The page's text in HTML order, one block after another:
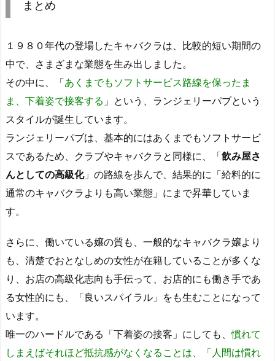
まとめ
１９８０年代の登場したキャバクラは、比較的短い期間の
中で、さまざまな業態を生み出しました。
その中に、「あくまでもソフトサービス路線を保ったま
ま、下着姿で接客する 」という、ランジェリーパブという
スタイルが誕生しています。
ランジェリーパブは、基本的にはあくまでもソフトサービ
スであるため、クラブやキャバクラと同様に、「飲み屋さ
んとしての高級化」の路線を歩んで、結果的に「給料的に
通常のキャバクラよりも高い業態」にまで昇華していま
す。
さらに、働いている嬢の質も、一般的なキャバクラ嬢より
も、清楚でおとなしめの女性が在籍していることが多くな
り、お店の高級化志向も手伝って、お店的にも働き手であ
る女性的にも、「良いスパイラル」をも生むことになって
います。
唯一のハードルである「下着姿の接客」にしても、慣れて
しまえばそれほど抵抗感がなくなることは、「人間は慣れ